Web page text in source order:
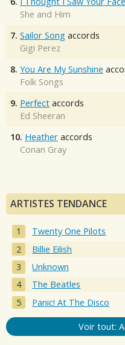
She and Him
7. Sailor Song accords
Gigi Perez
8. You Are My Sunshine
Folk Songs
9. Perfect accords
Ed Sheeran
10. Heather accords
Conan Gray
ARTISTES TENDANCE
Twenty One Pilots
Billie Eilish
Unknown
The Beatles
Panic! At The Disco
Voir tout: